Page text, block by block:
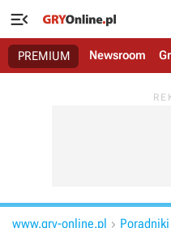

PREMIUM Newsroom
www.gry-online.pl  Poradniki